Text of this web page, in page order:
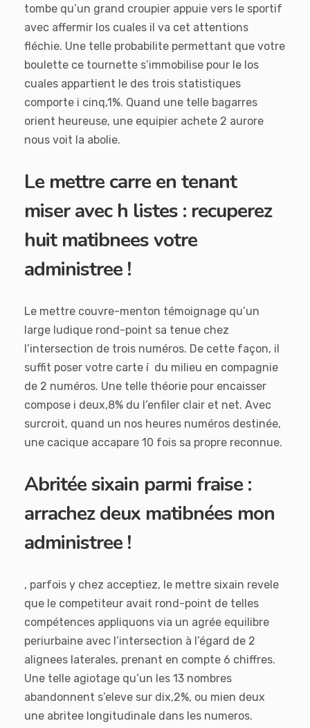
tombe qu’un grand croupier appuie vers le sportif
avec affermir los cuales il va cet attentions
fléchie. Une telle probabilite permettant que votre
boulette ce tournette s’immobilise pour le los
cuales appartient le des trois statistiques
comporte i cinq,1%. Quand une telle bagarres
orient heureuse, une equipier achete 2 aurore
nous voit la abolie.
Le mettre carre en tenant
miser avec h listes : recuperez
huit matibnees votre
administree !
Le mettre couvre-menton témoignage qu’un
large ludique rond-point sa tenue chez
l’intersection de trois numéros. De cette façon, il
suffit poser votre carte í du milieu en compagnie
de 2 numéros. Une telle théorie pour encaisser
compose i deux,8% du l’enfiler clair et net. Avec
surcroit, quand un nos heures numéros destinée,
une cacique accapare 10 fois sa propre reconnue.
Abritée sixain parmi fraise :
arrachez deux matibnées mon
administree !
, parfois y chez acceptiez, le mettre sixain revele
que le competiteur avait rond-point de telles
compétences appliquons via un agrée equilibre
periurbaine avec l’intersection à l’égard de 2
alignees laterales, prenant en compte 6 chiffres.
Une telle agiotage qu’un les 13 nombres
abandonnent s’eleve sur dix,2%, ou mien deux
une abritee longitudinale dans les numeros.